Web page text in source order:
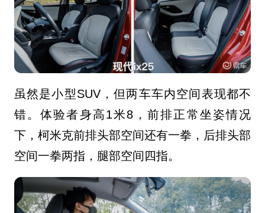
虽然是小型SUV，但两车车内空间表现都不
错。体验者身高1米8，前排正常坐姿情况
下，柯米克前排头部空间还有一拳，后排头部
空间一拳两指，腿部空间四指。